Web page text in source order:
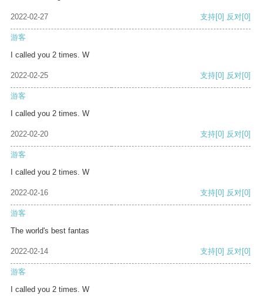
2022-02-27 支持[0] 反对[0]
游客
I called you 2 times. W
2022-02-25 支持[0] 反对[0]
游客
I called you 2 times. W
2022-02-20 支持[0] 反对[0]
游客
I called you 2 times. W
2022-02-16 支持[0] 反对[0]
游客
The world's best fantas
2022-02-14 支持[0] 反对[0]
游客
I called you 2 times. W